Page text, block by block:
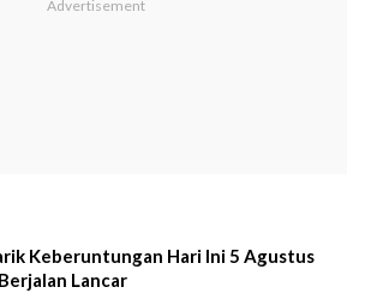
Keberuntungan Hari Ini 5 Agustus
Lancar